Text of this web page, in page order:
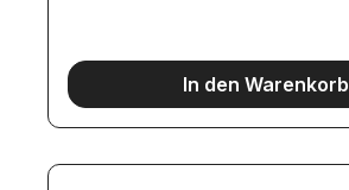
In den Warenkorb